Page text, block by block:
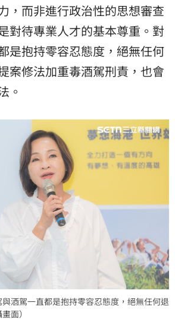
，而非進行政治性的思想審查
對待專業人才的基本尊重。對
是抱持零容忍態度，絕無任何
案修法加重毒酒駕刑責，也會
。
酒駕一直都是抱持零容忍態度，絕無任何退
面）